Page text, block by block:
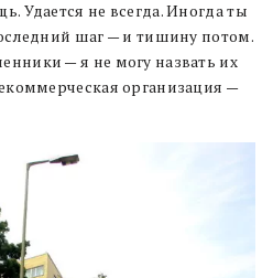
Удается не всегда. Иногда ты
шаг — и тишину потом.
— я не могу назвать их
организация —